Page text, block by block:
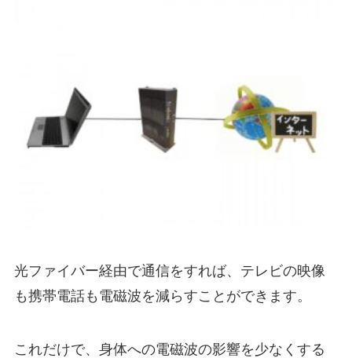
光ファイバー経由で通信をすれば、テレビの映像
も携帯電話も電磁波を減らすことができます。
これだけで、身体への電磁波の影響を少なくする